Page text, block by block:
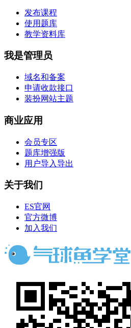
发布课程
使用题库
教学资料库
我是管理员
域名和备案
申请收款接口
装扮网站主题
商业应用
会员专区
题库增强版
用户导入导出
关于我们
ES官网
官方微博
加入我们